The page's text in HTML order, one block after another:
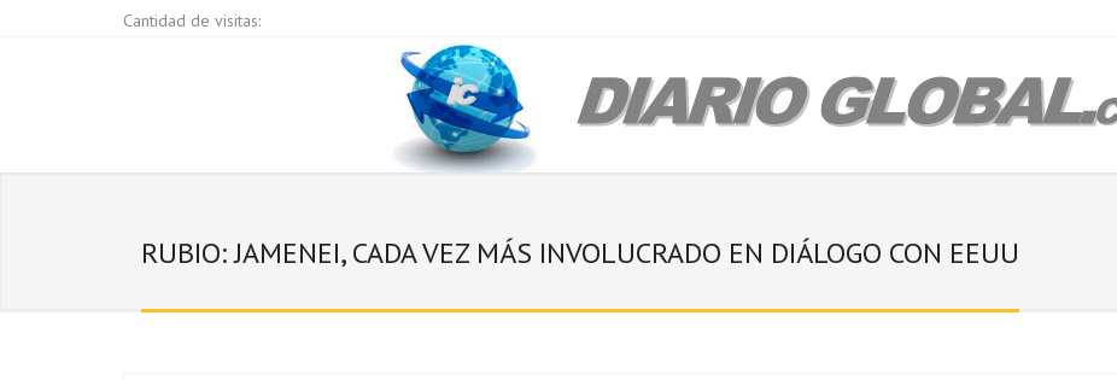
Cantidad de visitas:
RUBIO: JAMENEI, CADA VEZ MÁS INVOLUCRADO EN DIÁLOGO CON EEUU